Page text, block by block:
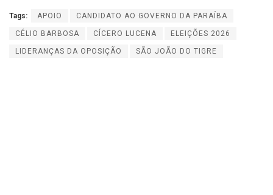
Tags: APOIO CANDIDATO AO GOVERNO DA PARAÍBA
CÉLIO BARBOSA CÍCERO LUCENA ELEIÇÕES 2026
LIDERANÇAS DA OPOSIÇÃO SÃO JOÃO DO TIGRE